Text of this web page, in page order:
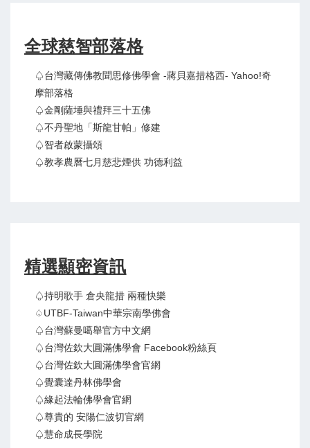
全球慈智部落格
♤台灣藏傳佛教聞思修佛學會 -蔣貝嘉措格西- Yahoo!奇
摩部落格
♤金剛薩埵與禮拜三十五佛
♤不丹聖地「斯龍甘帕」修建
♤智者啟蒙攝頌
♤教孝農曆七月慈悲煙供 功德利益
精選顯密資訊
♤持明歌手 倉央龍措 兩種快樂
♤UTBF-Taiwan中華宗南學佛會
♤台灣蘇曼噶舉官方中文網
♤台灣佐欽大圓滿佛學會 Facebook粉絲頁
♤台灣佐欽大圓滿佛學會官網
♤覺囊達丹林佛學會
♤緣起法輪佛學會官網
♤尊貴的 安陽仁波切官網
♤慧命成長學院